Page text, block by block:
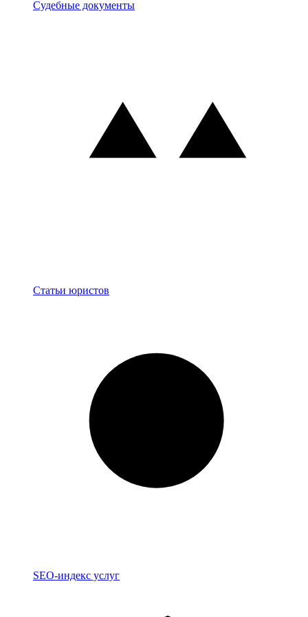
Документы
Судебные документы
Блог
Статьи юристов
Индекс
SEO-индекс услуг